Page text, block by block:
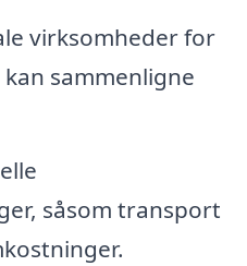
virksomheder for
sammenligne
såsom transport